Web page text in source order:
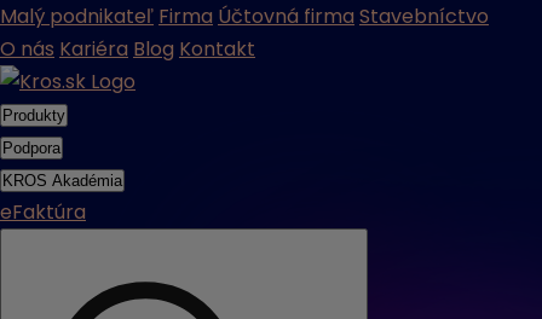
Malý podnikateľ Firma Účtovná firma Stavebníctvo
O nás Kariéra Blog Kontakt
Produkty
Podpora
KROS Akadémia
eFaktúra